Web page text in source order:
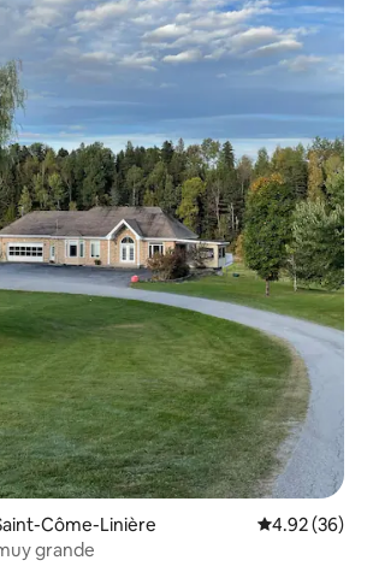
Côme-Linière Calificación
4.92 (36)
grande